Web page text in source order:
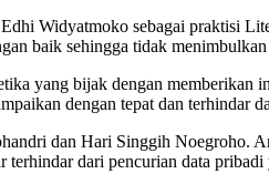
Widyatmoko sebagai praktisi
baik sehingga tidak menimbulkan
yang bijak dengan memberikan
dengan tepat dan terhindar
dan Hari Singgih Noegroho.
dari pencurian data